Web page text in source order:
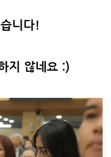
니다!
지 않네요 :)